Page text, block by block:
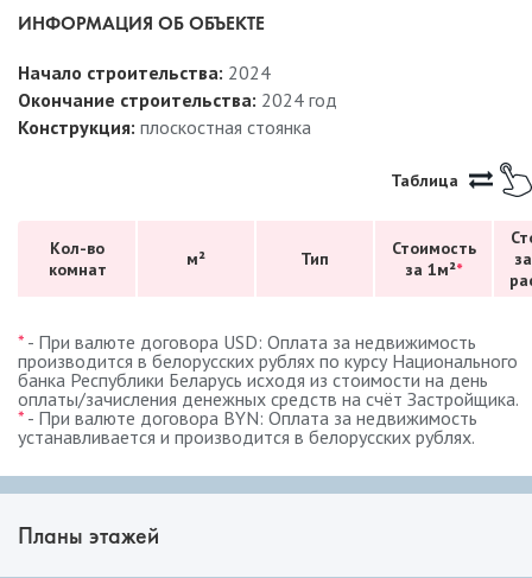
ИНФОРМАЦИЯ ОБ ОБЪЕКТЕ
Начало строительства: 2024
Окончание строительства: 2024 год
Конструкция: плоскостная стоянка
Таблица
Кол-во
комнат
м² Тип
Стоимость
за 1м²*
* - При валюте договора USD: Оплата за недвижимость
производится в белорусских рублях по курсу Национального
банка Республики Беларусь исходя из стоимости на день
оплаты/зачисления денежных средств на счёт Застройщика.
* - При валюте договора BYN: Оплата за недвижимость
устанавливается и производится в белорусских рублях.
Планы этажей